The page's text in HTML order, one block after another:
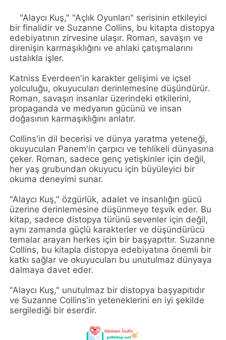
"Alaycı Kuş," "Açlık Oyunları" serisinin etkileyici
bir finalidir ve Suzanne Collins, bu kitapta distopya
edebiyatının zirvesine ulaşır. Roman, savaşın ve
direnişin karmaşıklığını ve ahlaki çatışmalarını
ustalıkla işler.
Katniss Everdeen'in karakter gelişimi ve içsel
yolculuğu, okuyucuları derinlemesine düşündürür.
Roman, savaşın insanlar üzerindeki etkilerini,
propaganda ve medyanın gücünü ve insan
doğasının karmaşıklığını anlatır.
Collins'in dil becerisi ve dünya yaratma yeteneği,
okuyucuları Panem'in çarpıcı ve tehlikeli dünyasına
çeker. Roman, sadece genç yetişkinler için değil,
her yaş grubundan okuyucu için büyüleyici bir
okuma deneyimi sunar.
"Alaycı Kuş," özgürlük, adalet ve insanlığın gücü
üzerine derinlemesine düşünmeye teşvik eder. Bu
kitap, sadece distopya türünü sevenler için değil,
aynı zamanda güçlü karakterler ve düşündürücü
temalar arayan herkes için bir başyapıttır. Suzanne
Collins, bu kitapla distopya edebiyatına önemli bir
katkı sağlar ve okuyucuları bu unutulmaz dünyaya
dalmaya davet eder.
"Alaycı Kuş," unutulmaz bir distopya başyapıtıdır
ve Suzanne Collins'in yeteneklerini en iyi şekilde
sergilediği bir eserdir.